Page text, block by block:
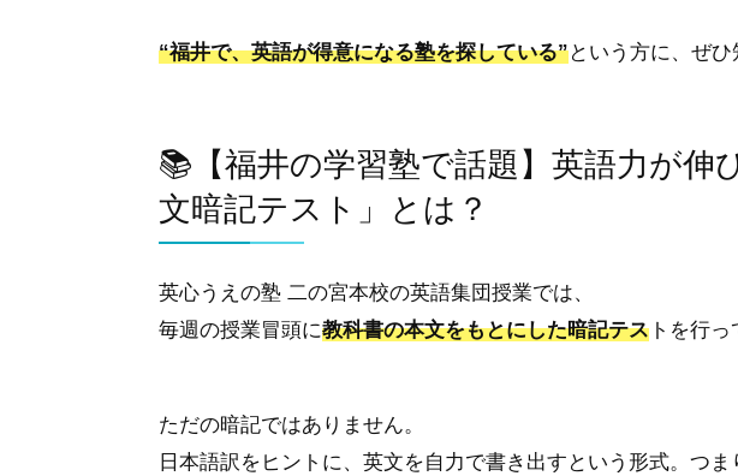
“福井で、英語が得意になる塾を探している”という方に、ぜひ
📚【福井の学習塾で話題】英語力が伸
文暗記テスト」とは？
英心うえの塾 二の宮本校の英語集団授業では、
毎週の授業冒頭に教科書の本文をもとにした暗記テス ト を行っ
ただの暗記ではありません。
日本語訳をヒントに、英文を自力で書き出す という形式。つま